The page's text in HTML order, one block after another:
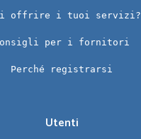
offrire i tuoi servizi?
per i fornitori
Perché registrarsi
Utenti